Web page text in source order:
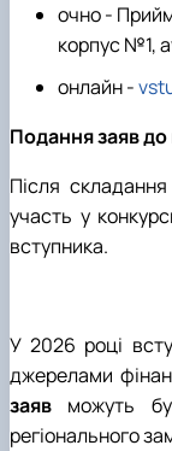
очно -
корпус №1,
онлайн -
Подання заяв до
Після
участь у
вступника.
У 2026 році
джерелами
заяв можуть
регіонального